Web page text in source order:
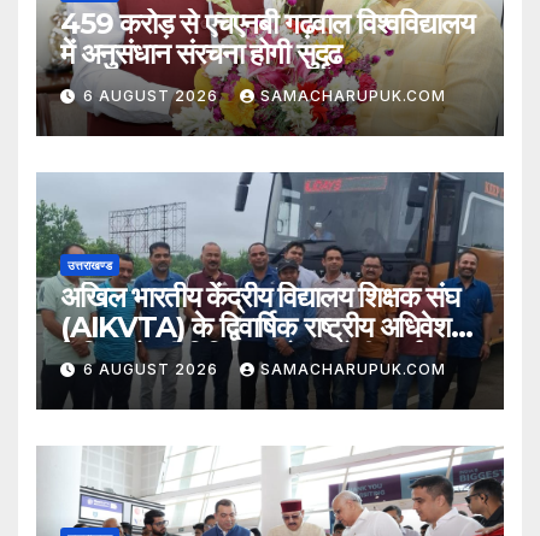
459 करोड़ से एचएनबी गढ़वाल विश्वविद्यालय
में अनुसंधान संरचना होगी सुदृढ
6 AUGUST 2026 SAMACHARUPUK.COM
उत्तराखण्ड
अखिल भारतीय केंद्रीय विद्यालय शिक्षक संघ
(AIKVTA) के द्विवार्षिक राष्ट्रीय अधिवेशन
में शिक्षकों की विभिन्न मांगो पर होगी चर्चा
6 AUGUST 2026 SAMACHARUPUK.COM